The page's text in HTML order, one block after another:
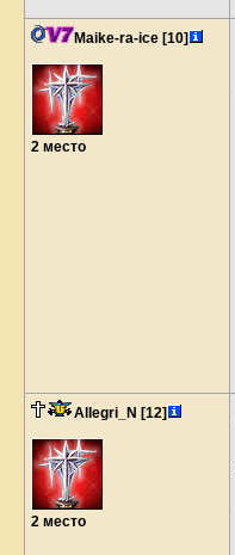
Maike-ra-ice [10]
2 место
Allegri_N [12]
2 место